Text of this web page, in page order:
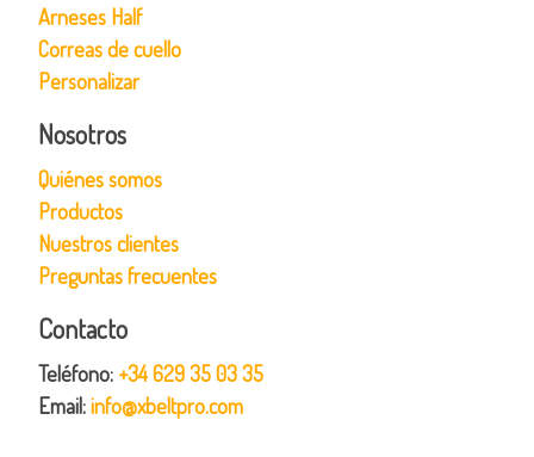
Arneses Half
Correas de cuello
Personalizar
Nosotros
Quiénes somos
Productos
Nuestros clientes
Preguntas frecuentes
Contacto
Teléfono: +34 629 35 03 35
Email:info@xbeltpro.com